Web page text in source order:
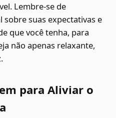
Lembre-se de
suas expectativas e
que você tenha, para
não apenas relaxante,
para Aliviar o